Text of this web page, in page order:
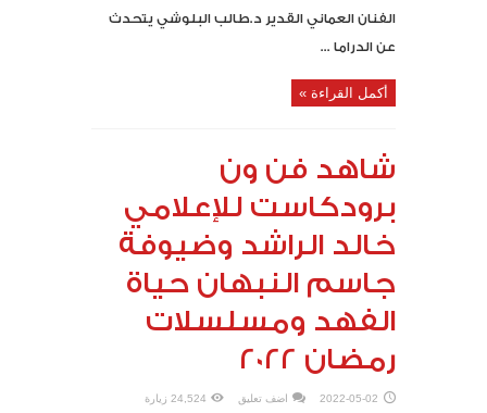
الفنان العماني القدير د.طالب البلوشي يتحدث
عن الدراما ...
أكمل القراءة »
شاهد فن ون
برودكاست للإعلامي
خالد الراشد وضيوفة
جاسم النبهان حياة
الفهد ومسلسلات
رمضان 2022
2022-05-02 اضف تعليق 24,524 زيارة